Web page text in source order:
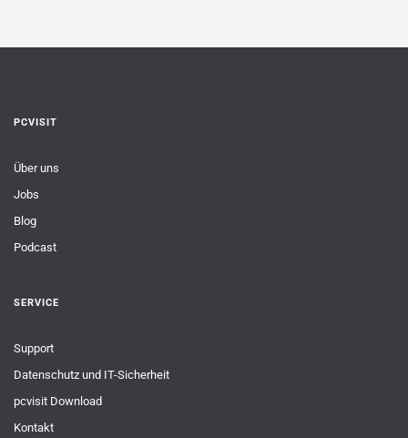
PCVISIT
Über uns
Jobs
Blog
Podcast
SERVICE
Support
Datenschutz und IT-Sicherheit
pcvisit Download
Kontakt